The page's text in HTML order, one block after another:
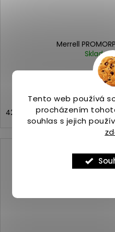
Tento web používá
procházením
souhlas s jejich
Merrell
3
42 43 44 44,5